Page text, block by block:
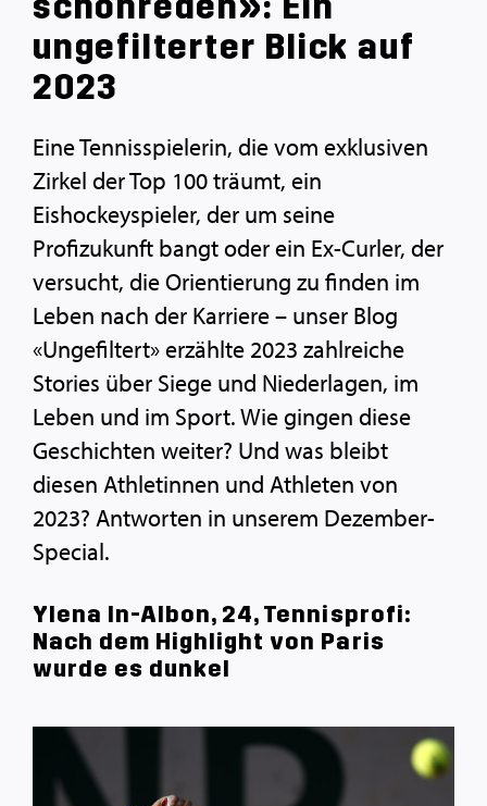
ungefilterter Blick auf
2023
Eine Tennisspielerin, die vom exklusiven
Zirkel der Top 100 träumt, ein
Eishockeyspieler, der um seine
Profizukunft bangt oder ein Ex-Curler, der
versucht, die Orientierung zu finden im
Leben nach der Karriere – unser Blog
«Ungefiltert» erzählte 2023 zahlreiche
Stories über Siege und Niederlagen, im
Leben und im Sport. Wie gingen diese
Geschichten weiter? Und was bleibt
diesen Athletinnen und Athleten von
2023? Antworten in unserem Dezember-
Special.
Ylena In-Albon, 24, Tennisprofi:
Nach dem Highlight von Paris
wurde es dunkel